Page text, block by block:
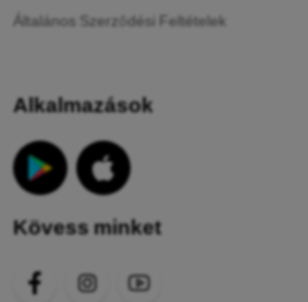
Általános Szerződési Feltételek
Alkalmazások
Kövess minket